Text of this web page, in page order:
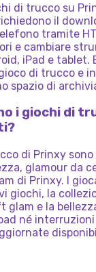
di trucco su
il
tramite
e cambiare
iPad e tablet.
di trucco e
spazio di
i giochi di
di Prinxy
glamour da
di Prinxy. I
giochi, la
glam e la
né